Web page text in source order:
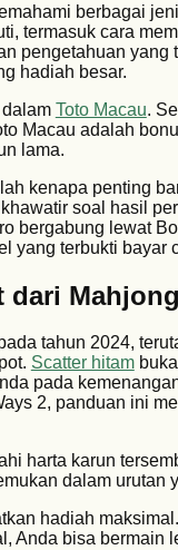
berbagai
termasuk cara
pengetahuan yang
hadiah besar.
Toto Macau.
Macau adalah
lama.
kenapa penting
soal hasil
bergabung lewat
yang terbukti bayar
tahun 2024,
Scatter hitam
pada
2, panduan ini
harta karun
dalam urutan
hadiah
Anda bisa bermain